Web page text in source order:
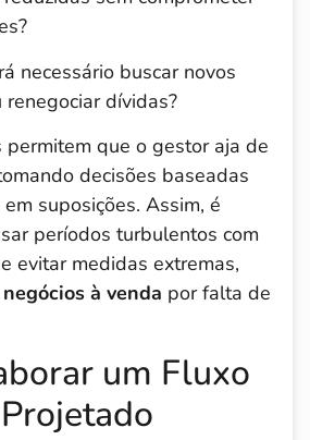
necessário buscar novos
renegociar dívidas?
permitem que o gestor aja de
decisões baseadas
suposições. Assim, é
períodos turbulentos com
evitar medidas extremas,
negócios à venda por falta de
um Fluxo